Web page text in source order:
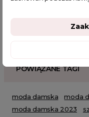
Szaliki damskie
POWIĄZANE TAGI
moda damska
moda
moda damska 2023